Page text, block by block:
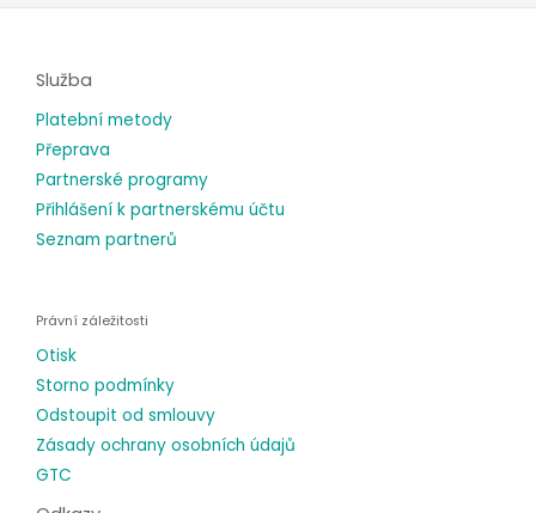
Služba
Platební metody
Přeprava
Partnerské programy
Přihlášení k partnerskému účtu
Seznam partnerů
Právní záležitosti
Otisk
Storno podmínky
Odstoupit od smlouvy
Zásady ochrany osobních údajů
GTC